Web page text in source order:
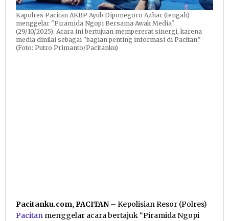
Kapolres Pacitan AKBP Ayub Diponegoro Azhar (tengah)
menggelar "Piramida Ngopi Bersama Awak Media"
(29/10/2025). Acara ini bertujuan mempererat sinergi, karena
media dinilai sebagai "bagian penting informasi di Pacitan."
(Foto: Putro Primanto/Pacitanku)
Pacitanku.com, PACITAN – Kepolisian Resor (Polres)
Pacitan menggelar acara bertajuk “Piramida Ngopi